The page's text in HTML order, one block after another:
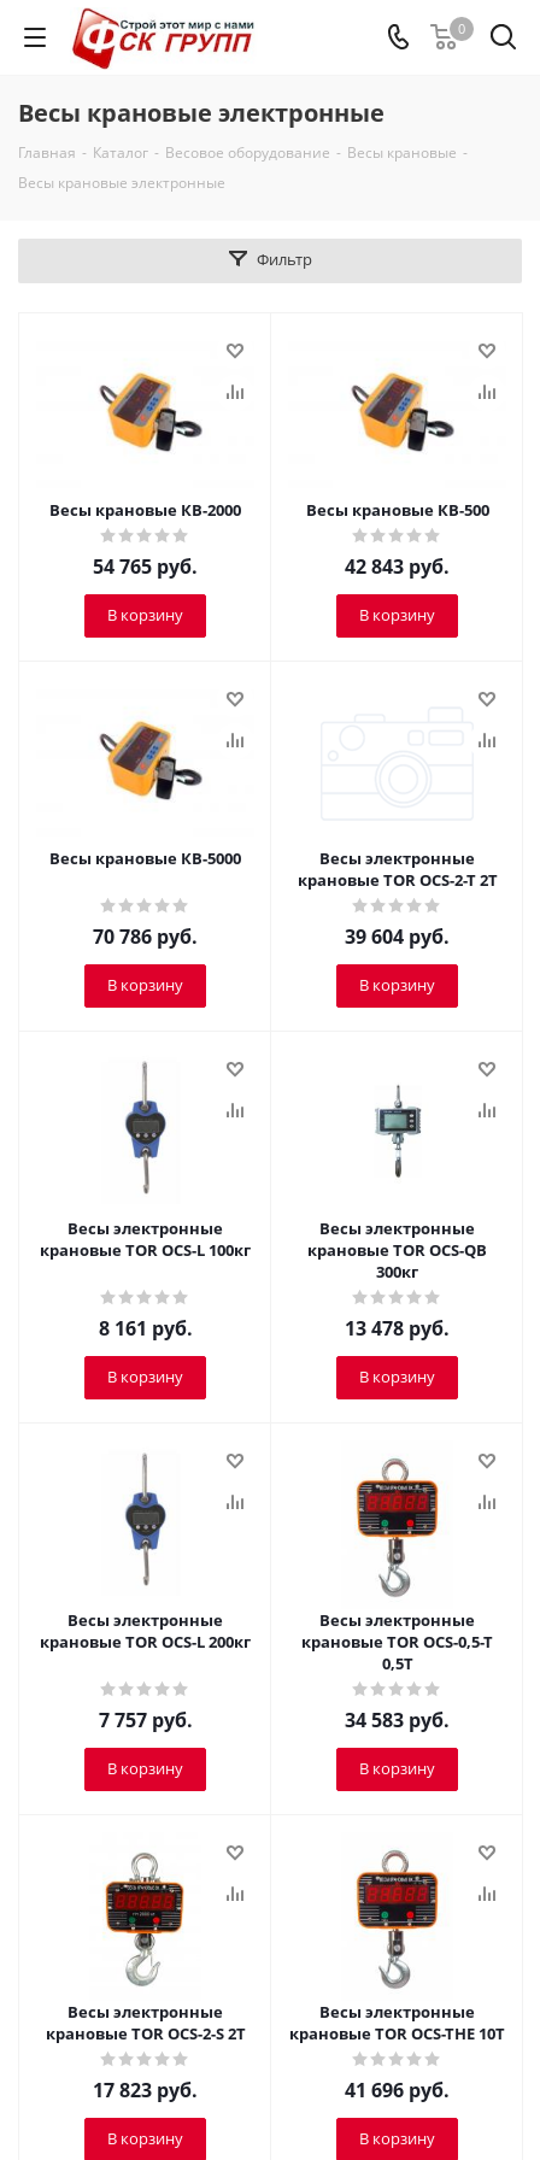
0
Весы крановые электронные
Главная - Каталог - Весовое оборудование - Весы крановые -
Весы крановые электронные
Фильтр
Весы крановые КВ-2000
54 765 руб.
В корзину
Весы крановые КВ-500
42 843 руб.
В корзину
Весы крановые КВ-5000
70 786 руб.
В корзину
Весы электронные
крановые TOR OCS-2-T 2T
39 604 руб.
В корзину
Весы электронные
крановые TOR OCS-L 100кг
8 161 руб.
В корзину
Весы электронные
крановые TOR OCS-QB
300кг
13 478 руб.
В корзину
Весы электронные
крановые TOR OCS-L 200кг
7 757руб.
В корзину
Весы электронные
крановые TOR OCS-0,5-T
0,5T
34 583 руб.
В корзину
Весы электронные
крановые TOR OCS-2-S 2Т
17 823 руб.
В корзину
Весы электронные
крановые TOR OCS-THE 10T
41 696 руб.
В корзину